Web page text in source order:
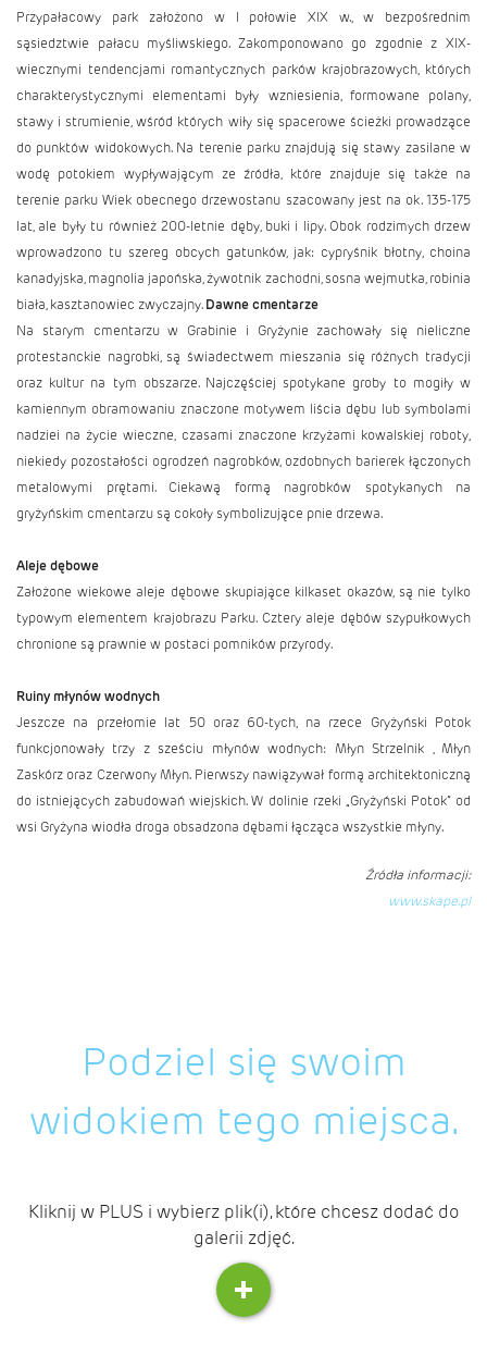
Przypałacowy park założono w I połowie XIX w., w bezpośrednim
sąsiedztwie pałacu myśliwskiego. Zakomponowano go zgodnie z XIX-
wiecznymi tendencjami romantycznych parków krajobrazowych, których
charakterystycznymi elementami były wzniesienia, formowane polany,
stawy i strumienie, wśród których wiły się spacerowe ścieżki prowadzące
do punktów widokowych. Na terenie parku znajdują się stawy zasilane w
wodę potokiem wypływającym ze źródła, które znajduje się także na
terenie parku Wiek obecnego drzewostanu szacowany jest na ok. 135-175
lat, ale były tu również 200-letnie dęby, buki i lipy. Obok rodzimych drzew
wprowadzono tu szereg obcych gatunków, jak: cypryśnik błotny, choina
kanadyjska, magnolia japońska, żywotnik zachodni, sosna wejmutka, robinia
biała, kasztanowiec zwyczajny. Dawne cmentarze
Na starym cmentarzu w Grabinie i Gryżynie zachowały się nieliczne
protestanckie nagrobki, są świadectwem mieszania się różnych tradycji
oraz kultur na tym obszarze. Najczęściej spotykane groby to mogiły w
kamiennym obramowaniu znaczone motywem liścia dębu lub symbolami
nadziei na życie wieczne, czasami znaczone krzyżami kowalskiej roboty,
niekiedy pozostałości ogrodzeń nagrobków, ozdobnych barierek łączonych
metalowymi prętami. Ciekawą formą nagrobków spotykanych na
gryżyńskim cmentarzu są cokoły symbolizujące pnie drzewa.
Aleje dębowe
Założone wiekowe aleje dębowe skupiające kilkaset okazów, są nie tylko
typowym elementem krajobrazu Parku. Cztery aleje dębów szypułkowych
chronione są prawnie w postaci pomników przyrody.
Ruiny młynów wodnych
Jeszcze na przełomie lat 50 oraz 60-tych, na rzece Gryżyński Potok
funkcjonowały trzy z sześciu młynów wodnych: Młyn Strzelnik , Młyn
Zaskórz oraz Czerwony Młyn. Pierwszy nawiązywał formą architektoniczną
do istniejących zabudowań wiejskich. W dolinie rzeki „Gryżyński Potok” od
wsi Gryżyna wiodła droga obsadzona dębami łącząca wszystkie młyny.
Źródła informacji:
www.skape.pl
Podziel się swoim
widokiem tego miejsca.
Kliknij w PLUS i wybierz plik(i), które chcesz dodać do
galerii zdjęć.